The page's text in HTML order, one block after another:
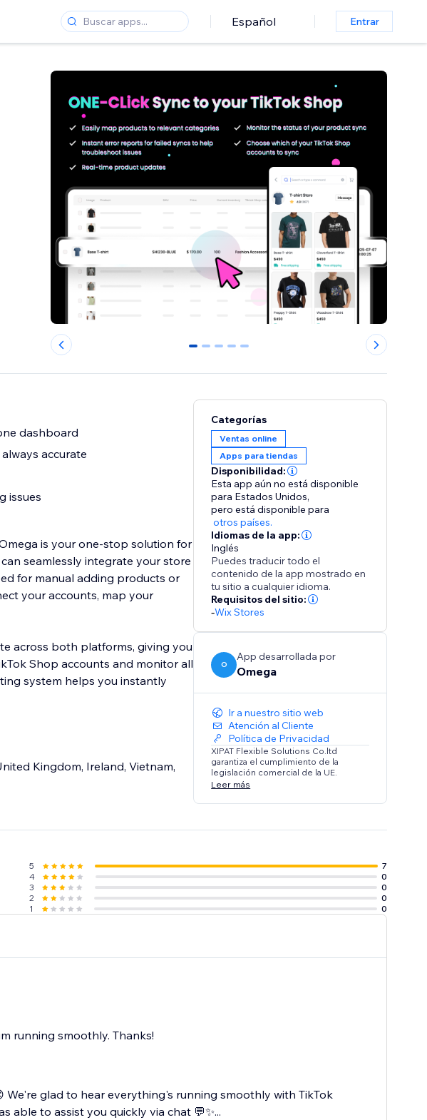
Español Entrar
0 1 2 3 4
dashboard
accurate
issues
is your one-stop solution for
seamlessly integrate your store
for manual adding products or
your accounts, map your
across both platforms, giving you
Shop accounts and monitor all
system helps you instantly
Kingdom, Ireland, Vietnam,
Categorías
Ventas online
Apps para tiendas
Disponibilidad:
Esta app aún no está disponible
para Estados Unidos,
pero está disponible para
otros países.
Idiomas de la app:
Inglés
Puedes traducir todo el
contenido de la app mostrado en
tu sitio a cualquier idioma.
Requisitos del sitio:
-Wix Stores
O
App desarrollada por
Omega
Ir a nuestro sitio web
Atención al Cliente
Política de Privacidad
XIPAT Flexible Solutions Co.ltd
garantiza el cumplimiento de la
legislación comercial de la UE.
Leer más
5
7
4
0
3
0
2
0
1
0
running smoothly. Thanks!
We're glad to hear everything's running smoothly with TikTok
able to assist you quickly via chat 💬✨...